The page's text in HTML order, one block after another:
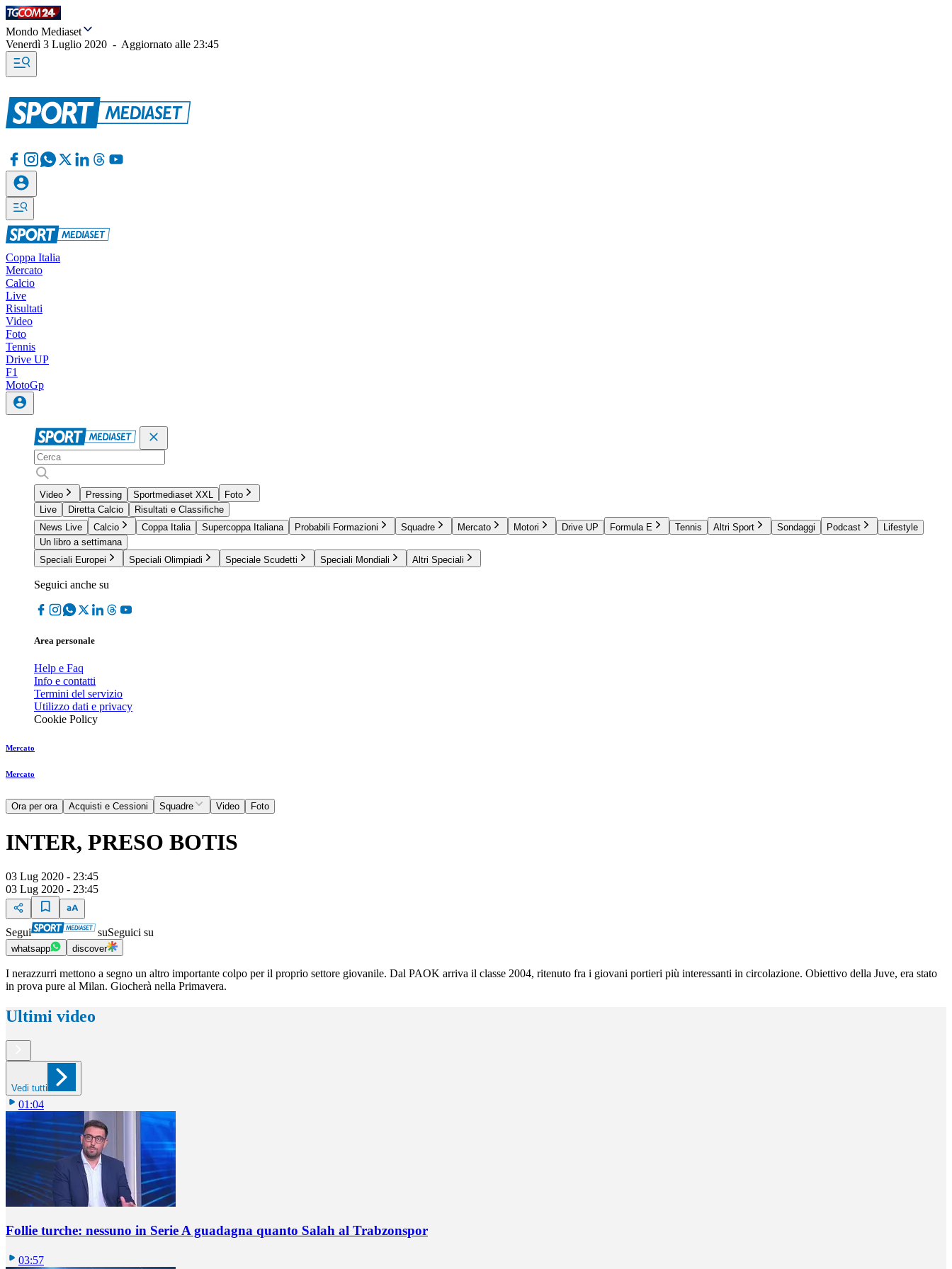
Mondo Mediaset
Venerdì 3 Luglio 2020 - Aggiornato alle 23:45
Coppa Italia
Mercato
Calcio
Live
Risultati
Video
Foto
Tennis
Drive UP
F1
MotoGp
Video Pressing Sportmediaset XXL
Foto
Live
Diretta Calcio
Risultati e Classifiche
News Live
Calcio Coppa Italia Supercoppa Italiana Probabili Formazioni Squadre Mercato Motori Drive UP Formula E Tennis Altri Sport Sondaggi Podcast
Lifestyle
Un libro a settimana
Speciali Europei
Speciali Olimpiadi Speciale Scudetti Speciali Mondiali Altri Speciali
Seguici anche su
Area personale
Help e Faq
Info e contatti
Termini del servizio
Utilizzo dati e privacy
Cookie Policy
Mercato
Mercato
Ora per ora Acquisti e Cessioni Squadre Video Foto
INTER, PRESO BOTIS
03 Lug 2020 - 23:45
03 Lug 2020 - 23:45
Segui suSeguici su
whatsapp discover
I nerazzurri mettono a segno un altro importante colpo per il proprio settore giovanile. Dal PAOK arriva il classe 2004, ritenuto fra i giovani portieri più interessanti in circolazione. Obiettivo della Juve, era stato
in prova pure al Milan. Giocherà nella Primavera.
Ultimi video
Vedi tutti
01:04
Follie turche: nessuno in Serie A guadagna quanto Salah al Trabzonspor
03:57